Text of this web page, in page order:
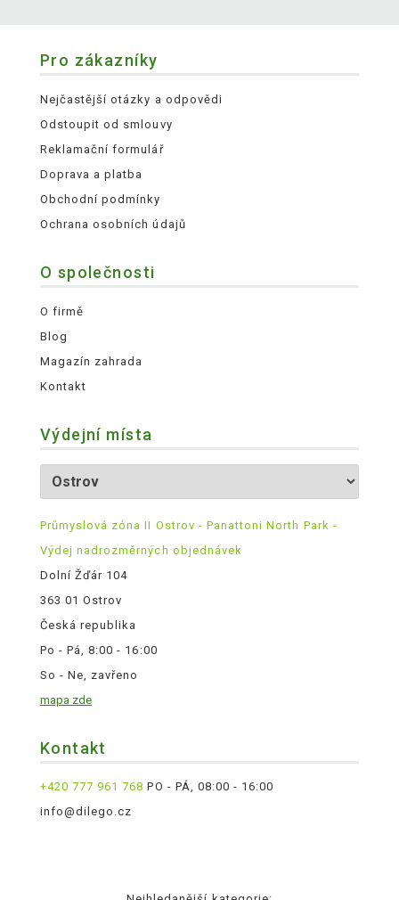
Pro zákazníky
Nejčastější otázky a odpovědi
Odstoupit od smlouvy
Reklamační formulář
Doprava a platba
Obchodní podmínky
Ochrana osobních údajů
O společnosti
O firmě
Blog
Magazín zahrada
Kontakt
Výdejní místa
Průmyslová zóna II Ostrov - Panattoni North Park -
Výdej nadrozměrných objednávek
Dolní Žďár 104
363 01 Ostrov
Česká republika
Po - Pá, 8:00 - 16:00
So - Ne, zavřeno
mapa zde
Kontakt
+420 777 961 768 PO - PÁ, 08:00 - 16:00
info@dilego.cz